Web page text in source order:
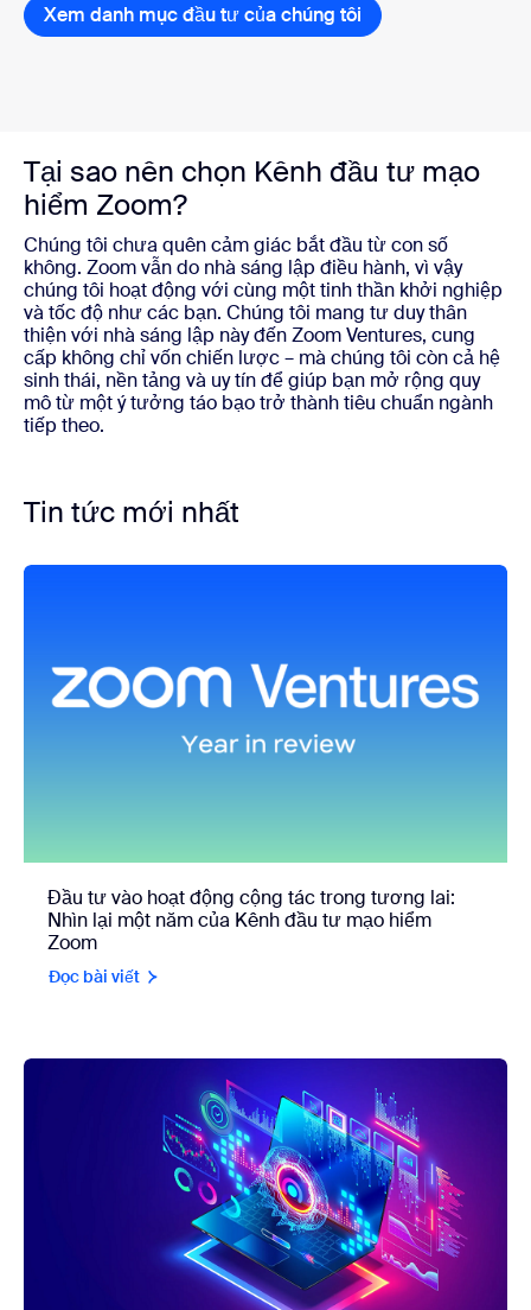
Xem danh mục đầu tư của chúng tôi
Tại sao nên chọn Kênh đầu tư mạo
hiểm Zoom?
Chúng tôi chưa quên cảm giác bắt đầu từ con số
không. Zoom vẫn do nhà sáng lập điều hành, vì vậy
chúng tôi hoạt động với cùng một tinh thần khởi nghiệp
và tốc độ như các bạn. Chúng tôi mang tư duy thân
thiện với nhà sáng lập này đến Zoom Ventures, cung
cấp không chỉ vốn chiến lược – mà chúng tôi còn cả hệ
sinh thái, nền tảng và uy tín để giúp bạn mở rộng quy
mô từ một ý tưởng táo bạo trở thành tiêu chuẩn ngành
tiếp theo.
Tin tức mới nhất
Đầu tư vào hoạt động cộng tác trong tương lai:
Nhìn lại một năm của Kênh đầu tư mạo hiểm
Zoom
Đọc bài viết